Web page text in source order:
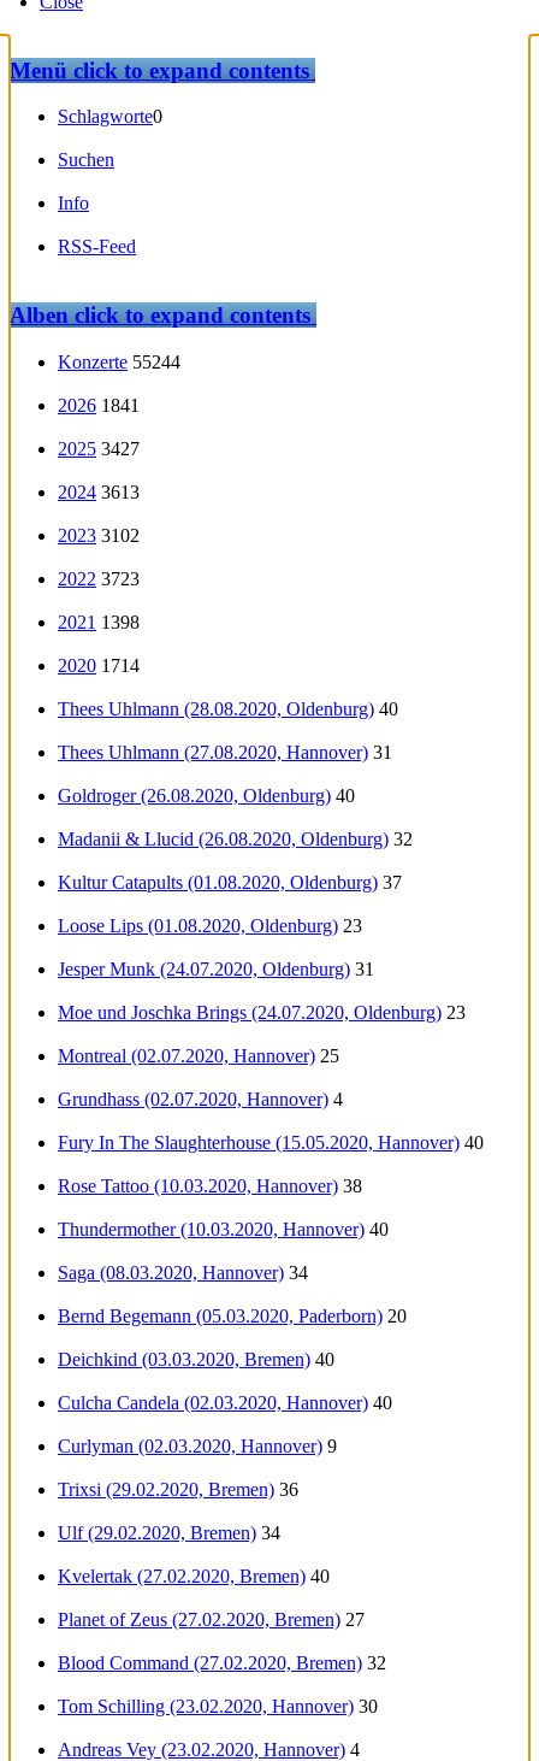
Menüclick to expand contents
Schlagworte0
Suchen
Info
RSS-Feed
Albenclick to expand contents
Konzerte 55244
2026 1841
2025 3427
2024 3613
2023 3102
2022 3723
2021 1398
2020 1714
Thees Uhlmann (28.08.2020, Oldenburg) 40
Thees Uhlmann (27.08.2020, Hannover) 31
Goldroger (26.08.2020, Oldenburg) 40
Madanii & Llucid (26.08.2020, Oldenburg) 32
Kultur Catapults (01.08.2020, Oldenburg) 37
Loose Lips (01.08.2020, Oldenburg) 23
Jesper Munk (24.07.2020, Oldenburg) 31
Moe und Joschka Brings (24.07.2020, Oldenburg) 23
Montreal (02.07.2020, Hannover) 25
Grundhass (02.07.2020, Hannover) 4
Fury In The Slaughterhouse (15.05.2020, Hannover) 40
Rose Tattoo (10.03.2020, Hannover) 38
Thundermother (10.03.2020, Hannover) 40
Saga (08.03.2020, Hannover) 34
Bernd Begemann (05.03.2020, Paderborn) 20
Deichkind (03.03.2020, Bremen) 40
Culcha Candela (02.03.2020, Hannover) 40
Curlyman (02.03.2020, Hannover) 9
Trixsi (29.02.2020, Bremen) 36
Ulf (29.02.2020, Bremen) 34
Kvelertak (27.02.2020, Bremen) 40
Planet of Zeus (27.02.2020, Bremen) 27
Blood Command (27.02.2020, Bremen) 32
Tom Schilling (23.02.2020, Hannover) 30
Andreas Vey (23.02.2020, Hannover) 4